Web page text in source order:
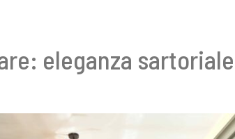
eleganza sartoriale